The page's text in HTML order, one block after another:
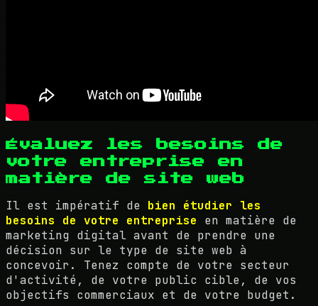
Évaluez les besoins de
votre entreprise en
matière de site web
Il est impératif de bien étudier les
besoins de votre entreprise en matière de
marketing digital avant de prendre une
décision sur le type de site web à
concevoir. Tenez compte de votre secteur
d'activité, de votre public cible, de vos
objectifs commerciaux et de votre budget.